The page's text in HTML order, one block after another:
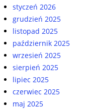
styczeń 2026
grudzień 2025
listopad 2025
październik 2025
wrzesień 2025
sierpień 2025
lipiec 2025
czerwiec 2025
maj 2025